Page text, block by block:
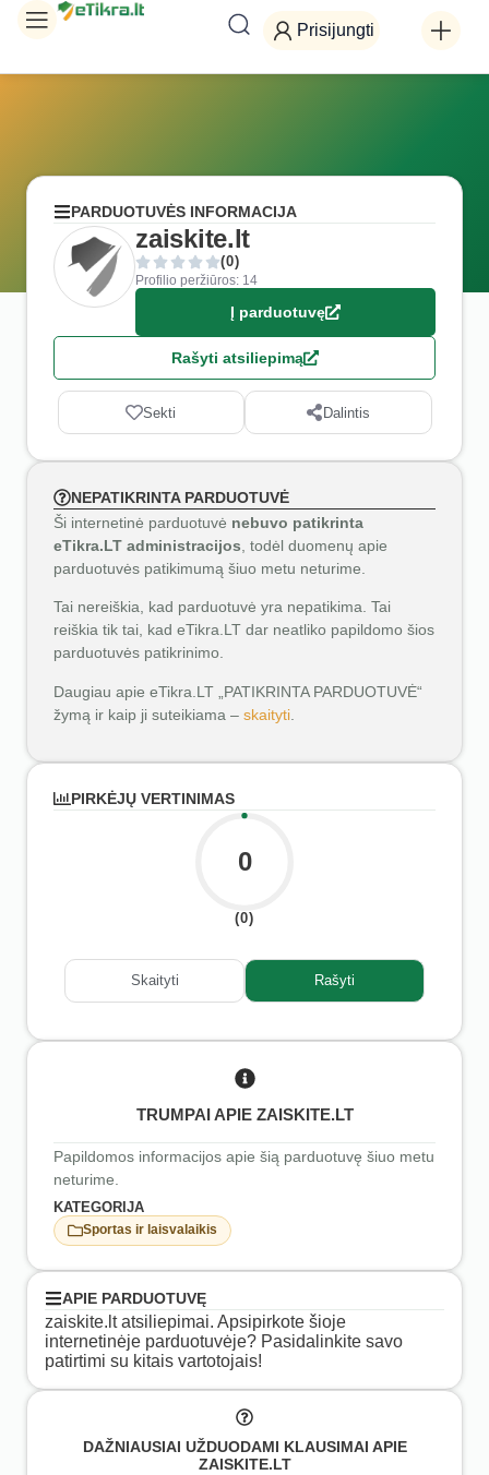
Prisijungti
PARDUOTUVĖS INFORMACIJA
zaiskite.lt
(0)
Profilio peržiūros: 14
Į parduotuvę
Rašyti atsiliepimą
Sekti Dalintis
NEPATIKRINTA PARDUOTUVĖ
Ši internetinė parduotuvė nebuvo patikrinta
eTikra.LT administracijos , todėl duomenų apie
parduotuvės patikimumą šiuo metu neturime.
Tai nereiškia, kad parduotuvė yra nepatikima. Tai
reiškia tik tai, kad eTikra.LT dar neatliko papildomo šios
parduotuvės patikrinimo.
Daugiau apie eTikra.LT „PATIKRINTA PARDUOTUVĖ“
žymą ir kaip ji suteikiama – skaityti
PIRKĖJŲ VERTINIMAS
0
(0)
Skaityti Rašyti
TRUMPAI APIE ZAISKITE.LT
Papildomos informacijos apie šią parduotuvę šiuo metu
neturime.
KATEGORIJA
Sportas ir laisvalaikis
APIE PARDUOTUVĘ
zaiskite.lt atsiliepimai. Apsipirkote šioje
internetinėje parduotuvėje? Pasidalinkite savo
patirtimi su kitais vartotojais!
DAŽNIAUSIAI UŽDUODAMI KLAUSIMAI APIE
ZAISKITE.LT